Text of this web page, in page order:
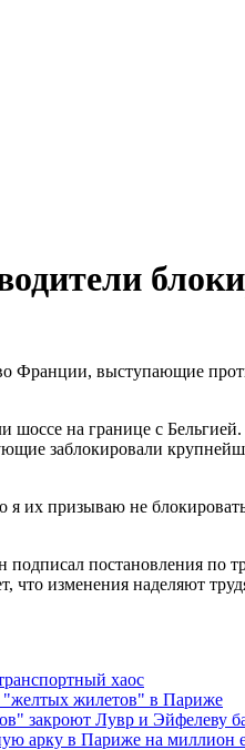
Франции, выступающие
на границе с
заблокировали
я их призываю не
постановления по
что изменения наделяют
хаос
"желтых жилетов" в Париже
закроют Лувр и Эйфелеву
арку в Париже на миллион